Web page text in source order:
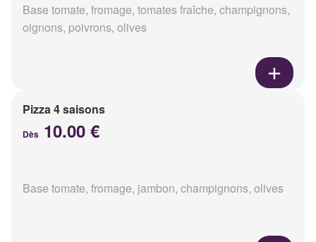
Base tomate, fromage, tomates fraîche, champignons,
oignons, poivrons, olives
Pizza 4 saisons
Dès 10.00 €
Base tomate, fromage, jambon, champignons, olives